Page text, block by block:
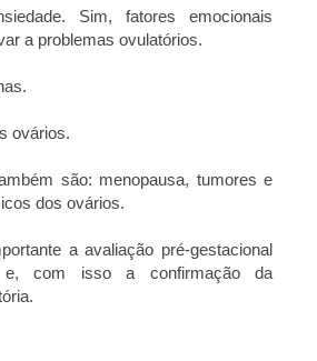
Sim, fatores emocionais
a problemas ovulatórios.
ovários.
são: menopausa, tumores e
dos ovários.
a avaliação pré-gestacional
com isso a confirmação da